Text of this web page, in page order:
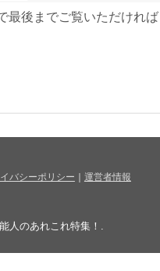
最後までご覧いただければ
バシーポリシー 運営者情報
人のあれこれ特集！ .